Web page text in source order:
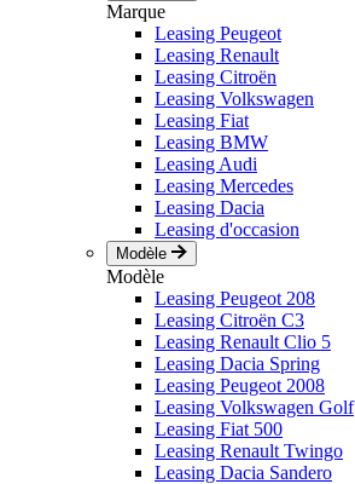
Marque
Leasing Peugeot
Leasing Renault
Leasing Citroën
Leasing Volkswagen
Leasing Fiat
Leasing BMW
Leasing Audi
Leasing Mercedes
Leasing Dacia
Leasing d'occasion
Modèle
Modèle
Leasing Peugeot 208
Leasing Citroën C3
Leasing Renault Clio 5
Leasing Dacia Spring
Leasing Peugeot 2008
Leasing Volkswagen Golf
Leasing Fiat 500
Leasing Renault Twingo
Leasing Dacia Sandero